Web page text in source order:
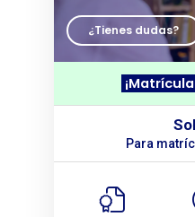
¿Tienes dudas?
Para